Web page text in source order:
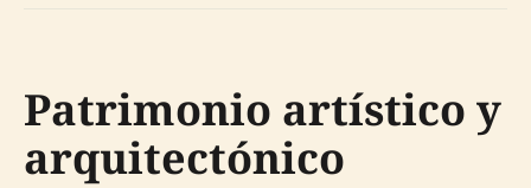
Patrimonio artístico y
arquitectónico